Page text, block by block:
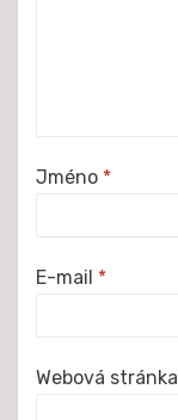
Jméno *
E-mail *
Webová stránka